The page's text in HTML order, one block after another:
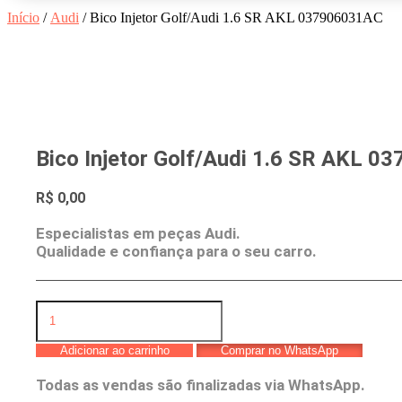
Início / Audi / Bico Injetor Golf/Audi 1.6 SR AKL 037906031AC
Bico Injetor Golf/Audi 1.6 SR AKL
R$ 0,00
Especialistas em peças Audi.
Qualidade e confiança para o seu carro.
Bico
Injetor
Golf/Audi
1.6
AKL
Adicionar ao carrinho Comprar no WhatsApp
Todas as vendas são finalizadas via WhatsApp.